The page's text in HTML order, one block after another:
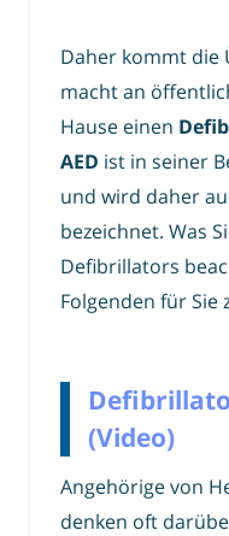
Daher kommt die
macht an
Hause einen
AED ist in seiner
und wird daher
bezeichnet. Was
Defibrillators
Folgenden für Sie
(Video)
Angehörige von
denken oft